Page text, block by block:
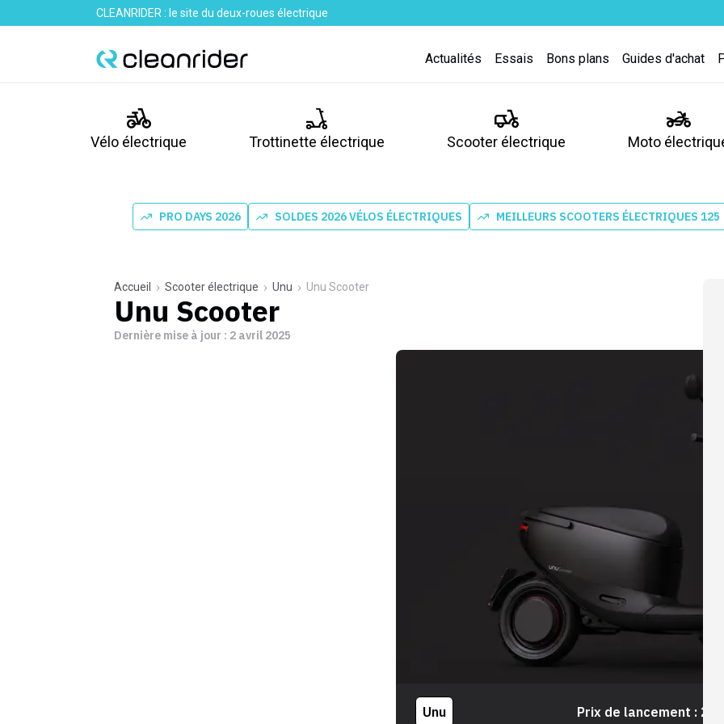
CLEANRIDER : le site du deux-roues électrique
Actualités Essais Bons plans Guides d'achat
Vélo électrique Trottinette électrique Scooter électrique Moto
PRO DAYS 2026 SOLDES 2026 VÉLOS ÉLECTRIQUES MEILLEURS SCOOTERS ÉLECTRIQUES 125
Accueil Scooter électrique Unu Unu Scooter
Unu Scooter
Dernière mise à jour : 2 avril 2025
Unu Prix de lancement : 2